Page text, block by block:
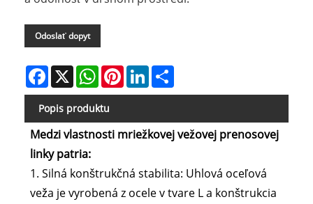
Odoslať dopyt
Facebook
X WhatsAppPinterestLinkedIn
Popis produktu
Medzi vlastnosti mriežkovej vežovej prenosovej
linky patria:
1. Silná konštrukčná stabilita: Uhlová oceľová
veža je vyrobená z ocele v tvare L a konštrukcia